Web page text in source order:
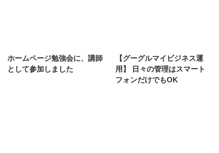
ホームページ勉強会に、講師
として参加しました
【グーグルマイビジネス運
用】 日々の管理はスマート
フォンだけでもOK